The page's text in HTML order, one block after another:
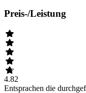
Preis-/Leistung
4.82
Entsprachen die